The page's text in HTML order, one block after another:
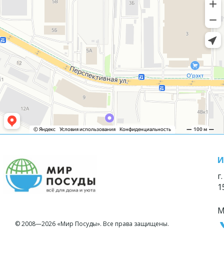
© 2008—2026 «Мир Посуды». Все права защищены.